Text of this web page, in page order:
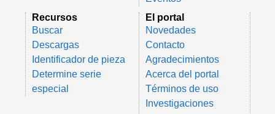
Recursos
Buscar
Descargas
Identificador de pieza
Determine serie
especial
El portal
Novedades
Contacto
Agradecimientos
Acerca del portal
Términos de uso
Investigaciones